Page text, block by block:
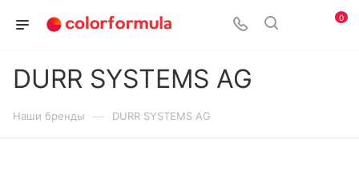
0
DURR SYSTEMS AG
Наши бренды — DURR SYSTEMS AG